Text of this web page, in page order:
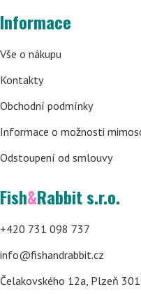
Informace
Vše o nákupu
Kontakty
Obchodní podmínky
Informace o možnosti
Odstoupení od smlouvy
Fish&Rabbit s.r.o.
+420 731 098 737
info@fishandrabbit.cz
Čelakovského 12a, Plzeň